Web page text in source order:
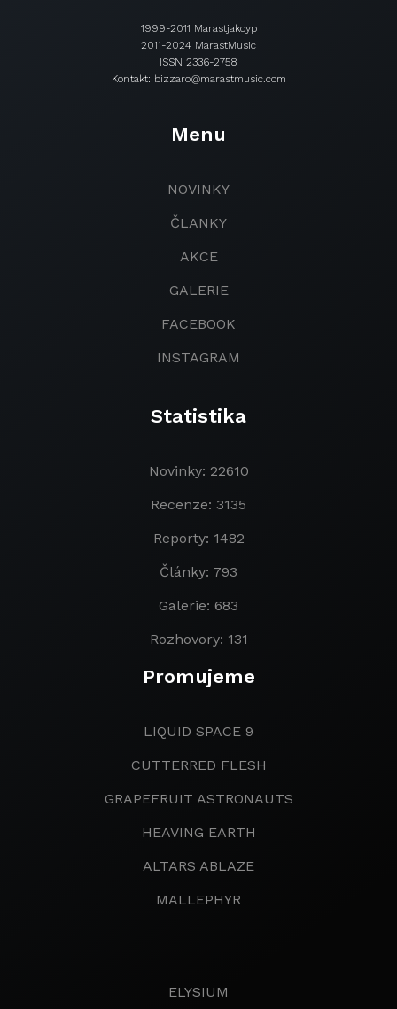
1999-2011 Marastjakcyp
2011-2024 MarastMusic
ISSN 2336-2758
Kontakt: bizzaro@marastmusic.com
Menu
NOVINKY
ČLANKY
AKCE
GALERIE
FACEBOOK
INSTAGRAM
Statistika
Novinky: 22610
Recenze: 3135
Reporty: 1482
Články: 793
Galerie: 683
Rozhovory: 131
Promujeme
LIQUID SPACE 9
CUTTERRED FLESH
GRAPEFRUIT ASTRONAUTS
HEAVING EARTH
ALTARS ABLAZE
MALLEPHYR
ELYSIUM